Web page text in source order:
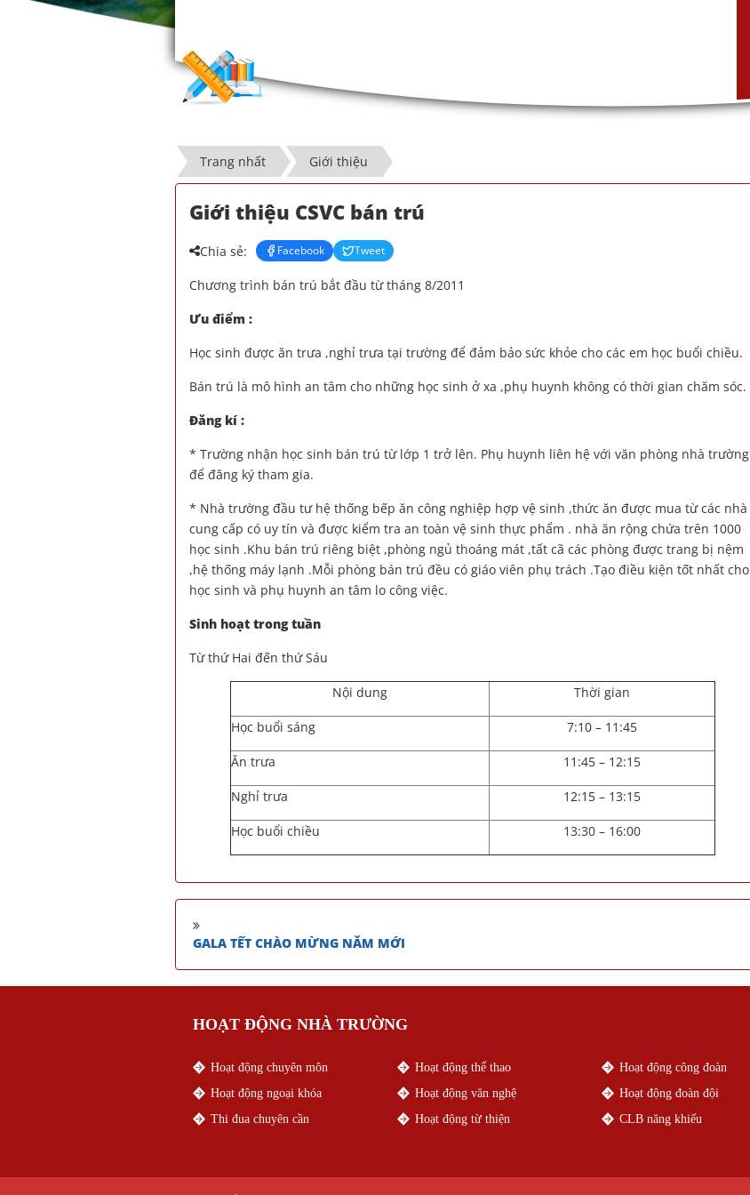
Trang nhất Giới thiệu
Giới thiệu CSVC bán trú
Chia sẻ: Facebook Tweet
Chương trình bán trú bắt đầu từ tháng 8/2011
Ưu điểm :
Học sinh được ăn trưa ,nghỉ trưa tại trường để đảm bảo sức khỏe cho các em học buổi chiều.
Bán trú là mô hình an tâm cho những học sinh ở xa ,phụ huynh không có thời gian chăm sóc.
Đăng kí :
* Trường nhận học sinh bán trú từ lớp 1 trở lên. Phụ huynh liên hệ với văn phòng nhà trường
để đăng ký tham gia.
* Nhà trường đầu tư hệ thống bếp ăn công nghiệp hợp vệ sinh ,thức ăn được mua từ các nhà
cung cấp có uy tín và được kiểm tra an toàn vệ sinh thực phẩm . nhà ăn rộng chứa trên 1000
học sinh .Khu bán trú riêng biệt ,phòng ngủ thoáng mát ,tất cã các phòng được trang bị nệm
,hệ thống máy lạnh .Mỗi phòng bán trú đều có giáo viên phụ trách .Tạo điều kiện tốt nhất cho
học sinh và phụ huynh an tâm lo công việc.
Sinh hoạt trong tuần
Từ thứ Hai đến thứ Sáu
Nội dung Thời gian
Học buổi sáng 7:10 – 11:45
Ăn trưa 11:45 – 12:15
Nghỉ trưa 12:15 – 13:15
Học buổi chiều 13:30 – 16:00
GALA TẾT CHÀO MỪNG NĂM MỚI
HOẠT ĐỘNG NHÀ TRƯỜNG
Hoạt động chuyên môn
Hoạt động ngoại khóa
Thi đua chuyên cần
Hoạt động thể thao
Hoạt động văn nghệ
Hoạt động từ thiện
Hoạt động công đoàn
Hoạt động đoàn đội
CLB năng khiếu